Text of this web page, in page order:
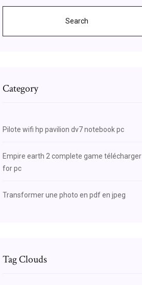
Search
Category
Pilote wifi hp pavilion dv7 notebook pc
Empire earth 2 complete game télécharger
for pc
Transformer une photo en pdf en jpeg
Tag Clouds